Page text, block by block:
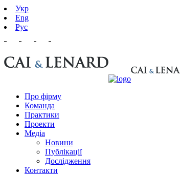
Укр
Eng
Рус
Про фірму
Команда
Практики
Проекти
Медіа
Новини
Публікації
Дослідження
Контакти